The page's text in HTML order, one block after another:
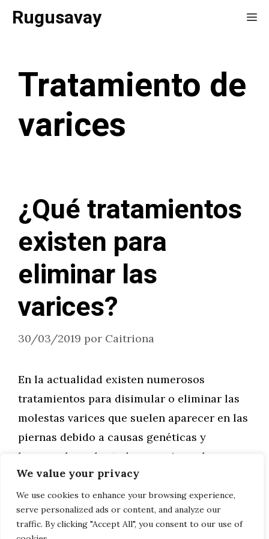
We value your privacy
We use cookies to enhance your browsing experience,
serve personalized ads or content, and analyze our
traffic. By clicking "Accept All", you consent to our use of
SaltarRugusavay
Tratamiento de
varices
¿Qué tratamientos
existen para
eliminar las
varices?
30/03/2019 por Caitriona
En la actualidad existen numerosos
tratamientos para disimular o eliminar las
molestas varices que suelen aparecer en las
piernas debido a causas genéticas y
hormonales sobretodo en mujeres, los
embarazos, obesidad, estar de pie o sentado
por mucho tiempo y vestir o usar calzado
muy ajustado.